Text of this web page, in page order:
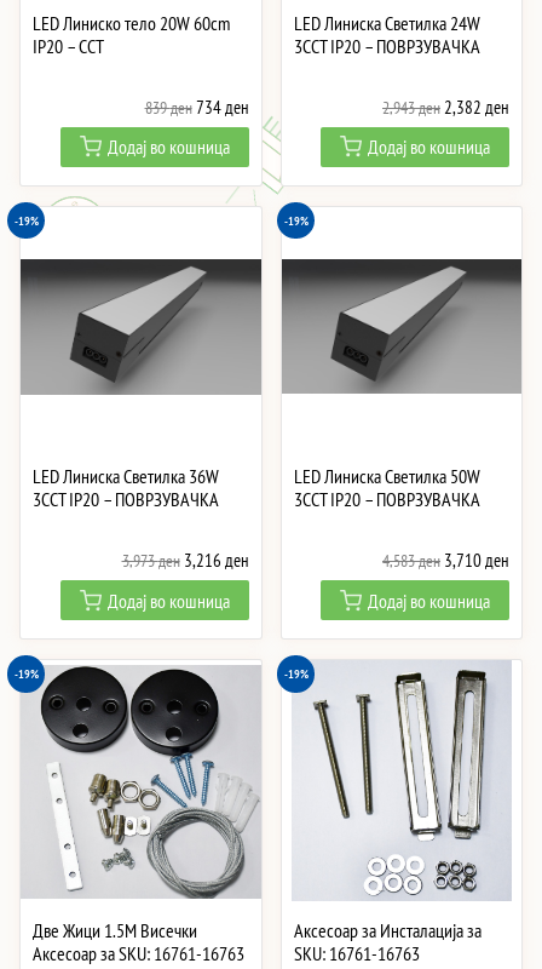
LED Линиско тело 20W 60cm
IP20 – CCT
839денOriginal
price
was:
839 ден.
734 денCurrent
price
734 ден.
Додај во кошница
LED Линиска Светилка 24W
3CCT IP20 – ПОВРЗУВАЧКА
2,943ден Original
price
was:
2,943 ден.
2,382 ден
price
Додај во кошница
-19%
LED Линиска Светилка 36W
3CCT IP20 – ПОВРЗУВАЧКА
3,973ден Original
price
was:
3,973 ден.
3,216 денCurrent
price
is:
3,216 ден.
Додај во кошница
-19%
LED Линиска Светилка 50W
3CCT IP20 – ПОВРЗУВАЧКА
4,583ден Original
price
was:
4,583 ден.
3,710ден
price
is:
Додај во кошница
-19%
Две Жици 1.5M Висечки
Аксесоар за SKU: 16761-16763
-19%
Аксесоар за Инсталација за
SKU: 16761-16763